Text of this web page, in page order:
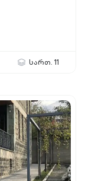
სართ. 11